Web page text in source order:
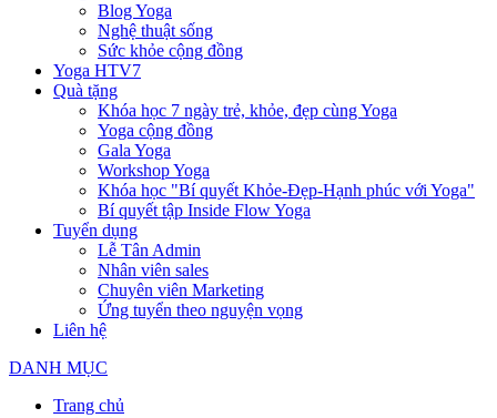
Blog Yoga
Nghệ thuật sống
Sức khỏe cộng đồng
Yoga HTV7
Quà tặng
Khóa học 7 ngày trẻ, khỏe, đẹp cùng Yoga
Yoga cộng đồng
Gala Yoga
Workshop Yoga
Khóa học "Bí quyết Khỏe-Đẹp-Hạnh phúc với Yoga"
Bí quyết tập Inside Flow Yoga
Tuyển dụng
Lễ Tân Admin
Nhân viên sales
Chuyên viên Marketing
Ứng tuyển theo nguyện vọng
Liên hệ
DANH MỤC
Trang chủ